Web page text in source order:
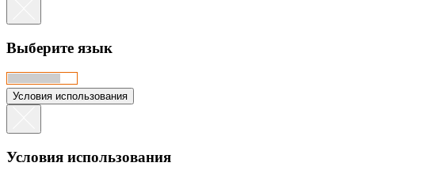
Выберите язык
Условия использования
Условия использования